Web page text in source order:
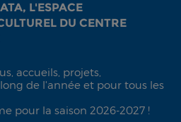
L'ESPACE
DU CENTRE
accueils, projets,
de l'année et pour tous les
pour la saison 2026-2027 !